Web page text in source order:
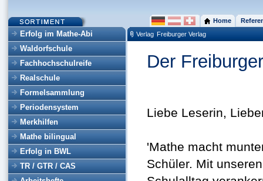
Erfolg im Mathe-Abi
Waldorfschule
Fachhochschulreife
Realschule
Formelsammlung
Periodensystem
Merkhilfen
Mathe bilingual
Erfolg in BWL
TR / GTR / CAS
Home
Verlag Freiburger Verlag
Der
Liebe Leserin,
'Mathe macht
Schüler. Mit